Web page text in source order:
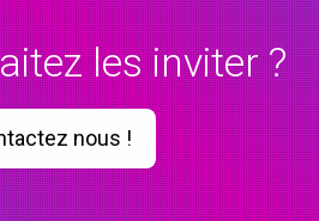
les inviter ?
nous !